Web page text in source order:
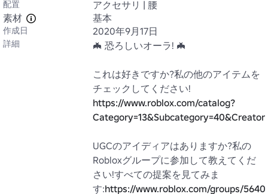
配置
アクセサリ | 腰
素材
基本
作成日 2020年9月17日
詳細 🦇 恐ろしいオーラ! 🦇
これは好きですか?私の他のアイテムを
https://www.roblox.com/catalog?
UGCのアイディアはありますか?私の
Robloxグループに参加して教えてくだ
さい!すべての提案を見てみま
す:https://www.roblox.com/groups/